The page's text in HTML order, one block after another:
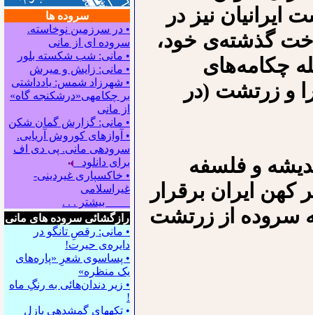
سروده ها
• در سرزمین نوخاسته.
سروده ای از مانی
• مانی: شب شکسته بلور
• مانی: زایش و میرش
• شهرزاد شمس: یادداشتی
بر چکامه‍ی«درشکنجه گاه»
از مانی
• مانی: گزارش گمان شکن
• آوازهای کوروش آریایی.
سروده‍ی مانی. پی دی اف
برای دانلود
• خاکسپاری غیردینی-
غیراسلامی
بیشتر . . .
رازگشائی سروده های مانی
• مانی: رقصِ تانگو در
دایره‌ی حیرت!
• پساسوی شعرِ «پاره‌های
یک منظره»
• زیر دندان‌هائی به رنگِ ماه
!
• تکه⁪های گمشده⁪ی پازلِ
نیز در
گذشته‌ی خود،
چکامه‌های
و زرتشت (در
و فلسفه
ایران برقرار
سروده از زرتشت